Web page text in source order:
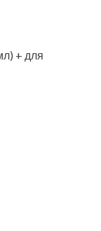
+ для